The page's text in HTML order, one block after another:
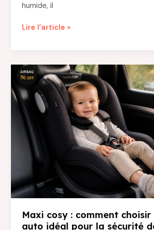
humide, il
La
à
Champigny-
sur-
Marne
:
un
atout
pour
projets
de
rénovation
Lire l’article »
Maxi cosy : comment choisir
auto idéal pour la sécurité